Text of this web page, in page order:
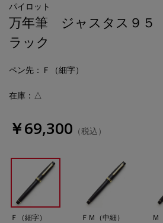
パイロット
万年筆 ジャスタス９
ラック
ペン先 ：Ｆ（細字）
在庫：△
￥69,300 （税込）
Ｆ（細字） ＦＭ（中細） Ｍ